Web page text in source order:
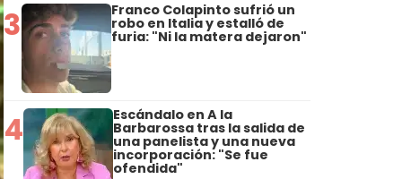
3 Franco Colapinto sufrió un
robo en Italia y estalló de
furia: "Ni la matera dejaron"
4 Escándalo en A la
Barbarossa tras la salida de
una panelista y una nueva
incorporación: "Se fue
ofendida"